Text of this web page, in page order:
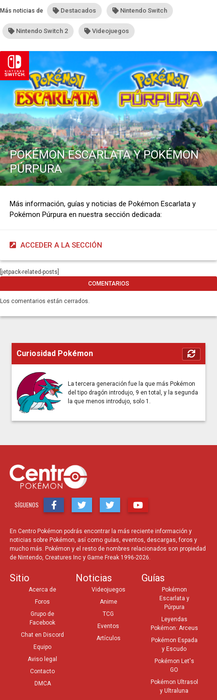
Más noticias de Destacados Nintendo Switch
Nintendo Switch 2 Videojuegos
POKÉMON ESCARLATA Y POKÉMON
PÚRPURA
Más información, guías y noticias de Pokémon Escarlata y
Pokémon Púrpura en nuestra sección dedicada:
ACCEDER A LA SECCIÓN
[jetpack-related-posts]
COMENTARIOS
Los comentarios están cerrados.
Curiosidad Pokémon
La tercera generación fue la que más Pokémon
del tipo dragón introdujo, 9 en total, y la segunda
la que menos introdujo, solo 1.
SÍGUENOS
En Centro Pokémon podrás encontrar la más reciente información y
noticias sobre Pokémon, así como guías, eventos, descargas, foros y
mucho más. Pokémon y el resto de nombres relacionados son propiedad
de Nintendo, Creatures Inc y Game Freak 1996-2026.
Sitio
Acerca de
Foros
Grupo de
Facebook
Chat en Discord
Equipo
Aviso legal
Contacto
DMCA
Noticias
Videojuegos
Anime
TCG
Eventos
Artículos
Guías
Pokémon
Escarlata y
Púrpura
Leyendas
Pokémon: Arceus
Pokémon Espada
y Escudo
Pokémon Let's
GO
Pokémon Ultrasol
y Ultraluna